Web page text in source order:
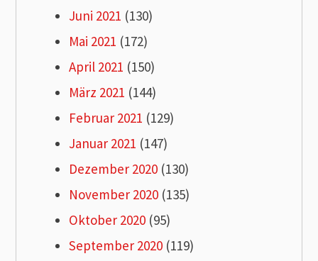
Juni 2021 (130)
Mai 2021 (172)
April 2021 (150)
März 2021 (144)
Februar 2021 (129)
Januar 2021 (147)
Dezember 2020 (130)
November 2020 (135)
Oktober 2020 (95)
September 2020 (119)